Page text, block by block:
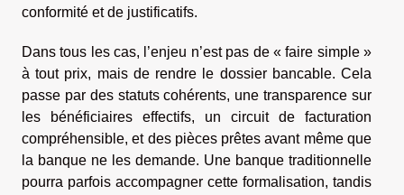
conformité et de justificatifs.
Dans tous les cas, l’enjeu n’est pas de « faire simple »
à tout prix, mais de rendre le dossier bancable. Cela
passe par des statuts cohérents, une transparence sur
les bénéficiaires effectifs, un circuit de facturation
compréhensible, et des pièces prêtes avant même que
la banque ne les demande. Une banque traditionnelle
pourra parfois accompagner cette formalisation, tandis